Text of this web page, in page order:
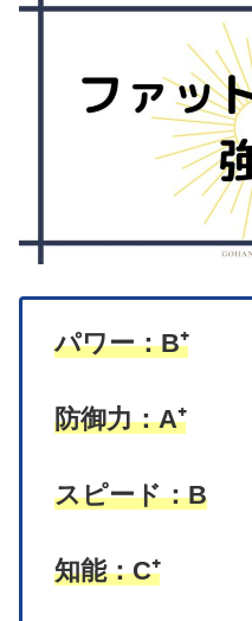
パワー：B⁺
防御力：A⁺
スピード：B
知能：C⁺